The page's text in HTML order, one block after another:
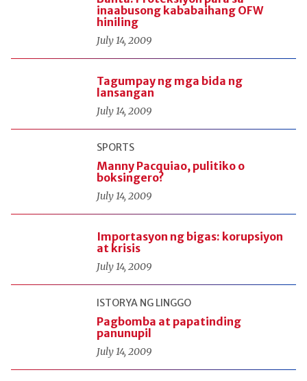
inaabusong kababaihang OFW
hiniling
July 14, 2009
Tagumpay ng mga bida ng
lansangan
July 14, 2009
SPORTS
Manny Pacquiao, pulitiko o
boksingero?
July 14, 2009
Importasyon ng bigas: korupsiyon
at krisis
July 14, 2009
ISTORYA NG LINGGO
Pagbomba at papatinding
panunupil
July 14, 2009